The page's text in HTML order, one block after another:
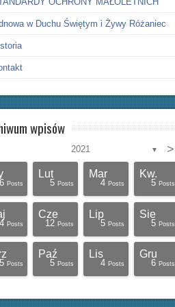
w Duchu Świętym i Żywy Różaniec
wpisów
2021 ▼ >
Posts
Lut
5 Posts
Mar
4 Posts
Kw.
5 Posts
4 Posts
Cze
12 Posts
Lip
5 Posts
Sie
5 Posts
5 Posts
Paź
5 Posts
Lis
4 Posts
Gru
6 Posts